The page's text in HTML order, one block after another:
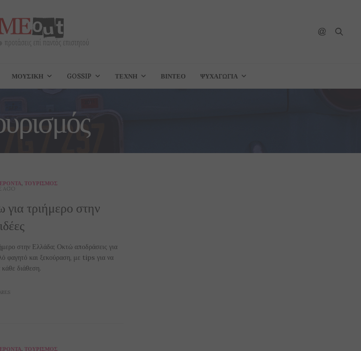
ΜΟΥΣΙΚΉ GOSSIP ΤΈΧΝΗ ΒΊΝΤΕΟ ΨΥΧΑΓΩΓΊΑ
, ΤΟΥΡΙΣΜΌΣ
AGO
τριήμερο στην
στην Ελλάδα; Οκτώ αποδράσεις για
φαγητό και ξεκούραση, με tips για να
κάθε διάθεση.
, ΤΟΥΡΙΣΜΌΣ